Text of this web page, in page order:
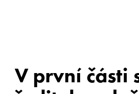
V první části